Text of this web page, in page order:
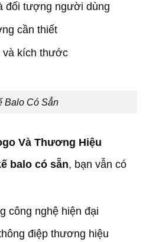
đối tượng người dùng
cần thiết
và kích thước
Balo Có Sẳn
Và Thương Hiệu
balo có sẵn, bạn vẫn có
công nghệ hiện đại
điệp thương hiệu